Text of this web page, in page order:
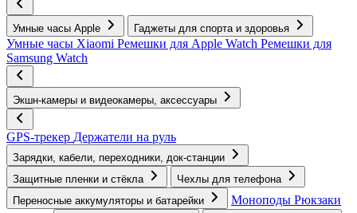
Умные часы Apple Гаджеты для спорта и здоровья
Умные часы Xiaomi Ремешки для Apple Watch Ремешки для
Samsung Watch
Экшн-камеры и видеокамеры, аксессуары
GPS-трекер Держатели на руль
Зарядки, кабели, переходники, док-станции
Защитные пленки и стёкла
Чехлы для телефона
Переносные аккумуляторы и батарейки
Моноподы Рюкзаки